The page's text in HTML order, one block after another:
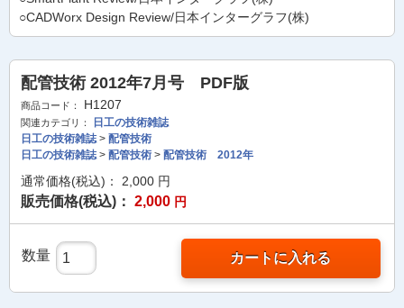
○CADWorx Design Review/日本インターグラフ(株)
配管技術 2012年7月号 PDF版
商品コード： H1207
関連カテゴリ：
日工の技術雑誌
日工の技術雑誌> 配管技術
日工の技術雑誌> 配管技術 > 配管技術 2012年
通常価格(税込)： 2,000 円
販売価格(税込)： 2,000 円
数量 カートに入れる